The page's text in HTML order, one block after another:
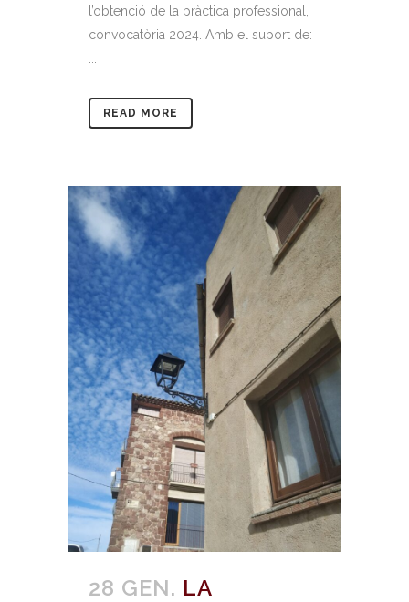
l’obtenció de la pràctica professional,
convocatòria 2024. Amb el suport de:
READ MORE
28 GEN. LA